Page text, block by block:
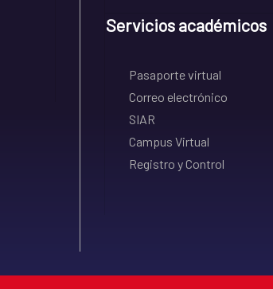
Servicios académicos
Pasaporte virtual
Correo electrónico
SIAR
Campus Virtual
Registro y Control